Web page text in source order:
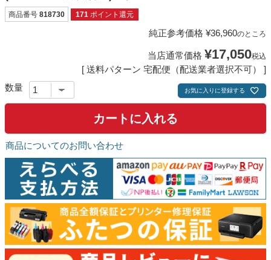
会員専用商品
商品番号 818730 171 ポイント還元
純正参考価格 ¥36,960のところ
当店通常価格 ¥17,050税込
送料パターン 宅配便（配送業者選択不可）
お気に入りに登録する
カートに入れる
商品についてのお問い合わせ